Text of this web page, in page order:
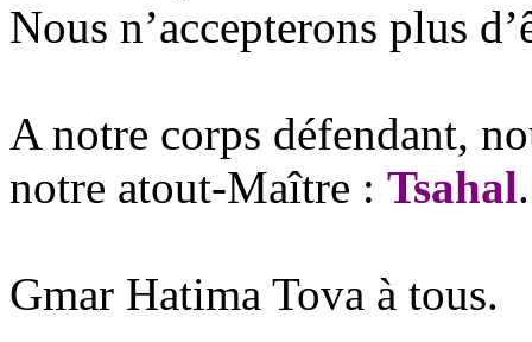
Nous n’accepterons plus
A notre corps défendant,
notre atout-Maître : Tsahal.
Gmar Hatima Tova à tous.